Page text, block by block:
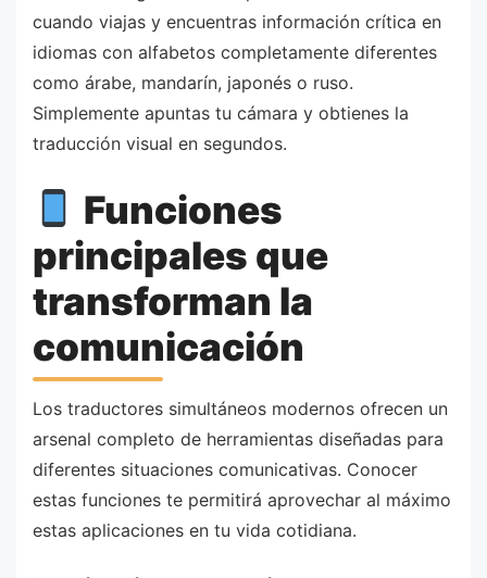
cuando viajas y encuentras información crítica en
idiomas con alfabetos completamente diferentes
como árabe, mandarín, japonés o ruso.
Simplemente apuntas tu cámara y obtienes la
traducción visual en segundos.
Funciones
principales que
transforman la
comunicación
Los traductores simultáneos modernos ofrecen un
arsenal completo de herramientas diseñadas para
diferentes situaciones comunicativas. Conocer
estas funciones te permitirá aprovechar al máximo
estas aplicaciones en tu vida cotidiana.